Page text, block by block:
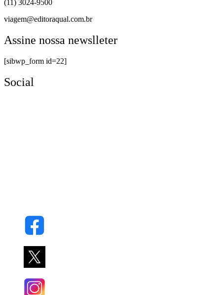
(11) 3024-9500
viagem@editoraqual.com.br
Assine nossa newslleter
[sibwp_form id=22]
Social